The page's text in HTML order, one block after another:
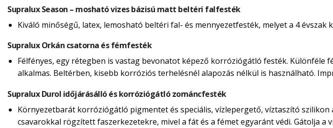
Supralux Season – mosható vizes bázisú matt beltéri falfesték
Kiváló minőségű, latex, lemosható beltéri fal- és mennyezetfesték, melyet a 4
Supralux Orkán csatorna és fémfesték
Félfényes, egy rétegben is vastag bevonatot képező korróziógátló festék. Különféle
alkalmas. Beltérben, kisebb korróziós terhelésnél alapozás nélkül is használható.
Supralux Durol időjárásálló és korróziógátló zománcfesték
Környezetbarát korróziógátló pigmentet és speciális, vízlepergető, víztaszító
csavarokkal rögzített faszerkezetekre, mivel a fát és a fémet egyaránt védi. Gátolja